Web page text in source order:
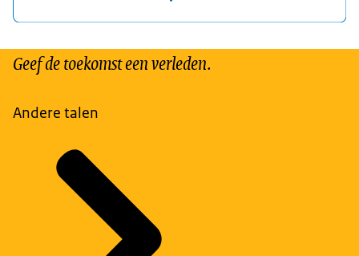
Geef de toekomst een verleden.
Andere talen